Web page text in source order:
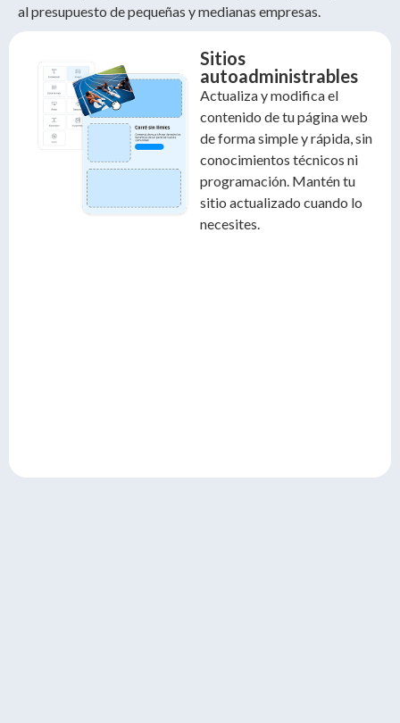
al presupuesto de pequeñas y medianas empresas.
Sitios
autoadministrables
Actualiza y modifica el
contenido de tu página web
de forma simple y rápida, sin
conocimientos técnicos ni
programación. Mantén tu
sitio actualizado cuando lo
necesites.